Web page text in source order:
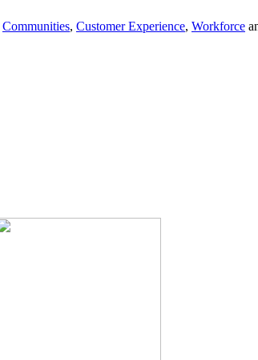
Communities, Customer Experience, Workforce